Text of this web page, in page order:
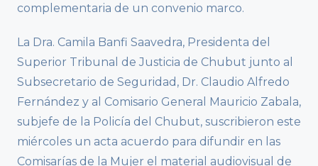
complementaria de un convenio marco.
La Dra. Camila Banfi Saavedra, Presidenta del
Superior Tribunal de Justicia de Chubut junto al
Subsecretario de Seguridad, Dr. Claudio Alfredo
Fernández y al Comisario General Mauricio Zabala,
subjefe de la Policía del Chubut, suscribieron este
miércoles un acta acuerdo para difundir en las
Comisarías de la Mujer el material audiovisual de